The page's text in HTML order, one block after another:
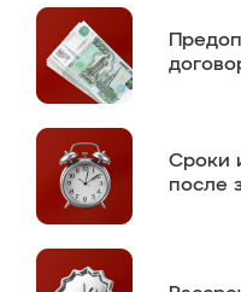
Сроки
после